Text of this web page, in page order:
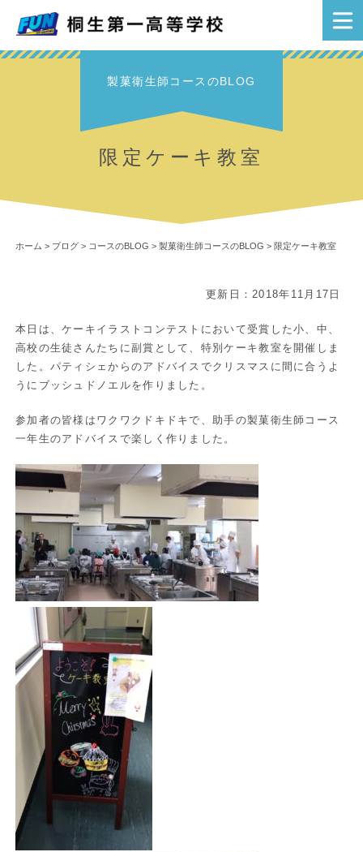
製菓衛生師コースのBLOG
限定ケーキ教室
ホーム > ブログ> コースのBLOG > 製菓衛生師コースのBLOG > 限定ケーキ教室
更新日：2018年11月17日
本日は、ケーキイラストコンテストにおいて受賞した小、中、
高校の生徒さんたちに副賞として、特別ケーキ教室を開催しま
した。パティシェからのアドバイスでクリスマスに間に合うよ
うにブッシュドノエルを作りました。
参加者の皆様はワクワクドキドキで、助手の製菓衛生師コース
一年生のアドバイスで楽しく作りました。